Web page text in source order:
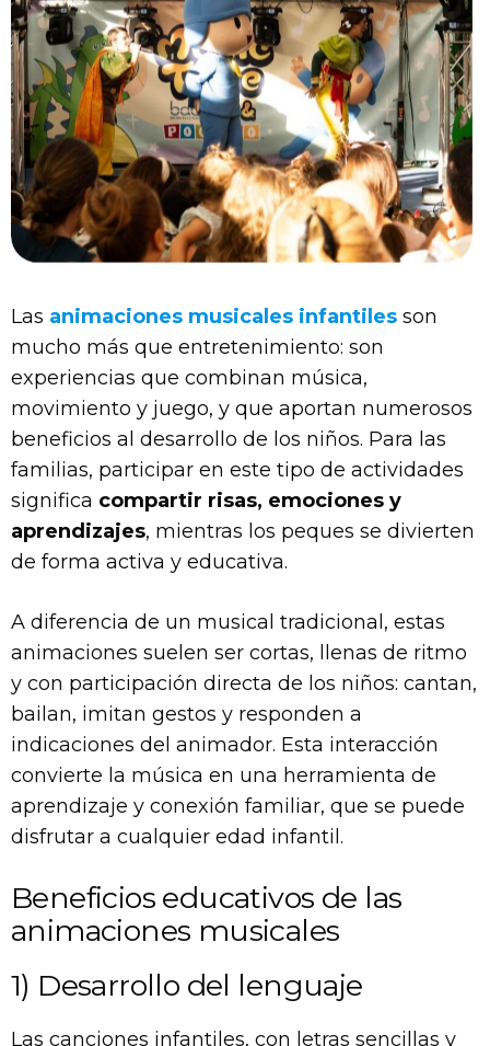
Las animaciones musicales infantiles son
mucho más que entretenimiento: son
experiencias que combinan música,
movimiento y juego, y que aportan numerosos
beneficios al desarrollo de los niños. Para las
familias, participar en este tipo de actividades
significa compartir risas, emociones y
aprendizajes, mientras los peques se divierten
de forma activa y educativa.
A diferencia de un musical tradicional, estas
animaciones suelen ser cortas, llenas de ritmo
y con participación directa de los niños: cantan,
bailan, imitan gestos y responden a
indicaciones del animador. Esta interacción
convierte la música en una herramienta de
aprendizaje y conexión familiar, que se puede
disfrutar a cualquier edad infantil.
Beneficios educativos de las
animaciones musicales
1) Desarrollo del lenguaje
Las canciones infantiles, con letras sencillas y